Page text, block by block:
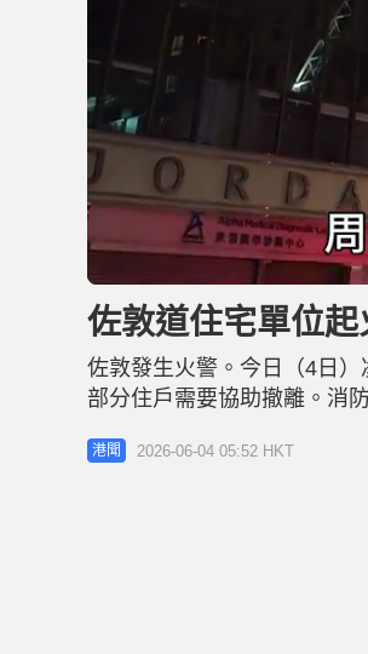
n
u
t
e
佐敦道住宅單位
佐敦發生火警。今日（4日
部分住戶需要協助撤離。消
火警期間，一名年約60歲
護車送往伊利沙伯醫院治理
港聞 2026-06-04 05:52 HKT